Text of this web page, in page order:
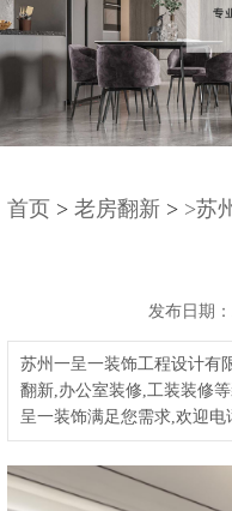
首页 > 老房翻新 > >苏
发布日期
苏州一呈一装饰工程设计有
翻新,办公室装修,工装装修
呈一装饰满足您需求,欢迎电